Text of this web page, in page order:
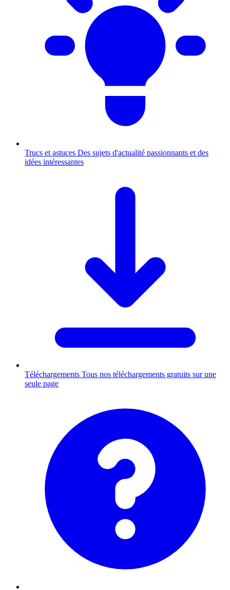
Trucs et astuces Des sujets d'actualité passionnants et des
idées intéressantes
Téléchargements Tous nos téléchargements gratuits sur une
seule page